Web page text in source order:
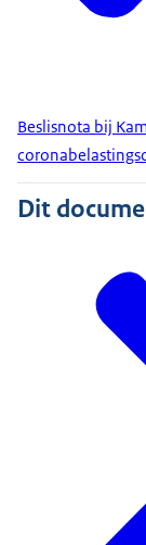
Beslisnota bij
Dit